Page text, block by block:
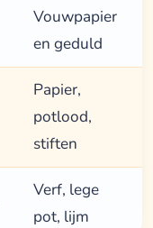
Vouwpapier
en geduld
Papier,
potlood,
stiften
Verf, lege
pot, lijm